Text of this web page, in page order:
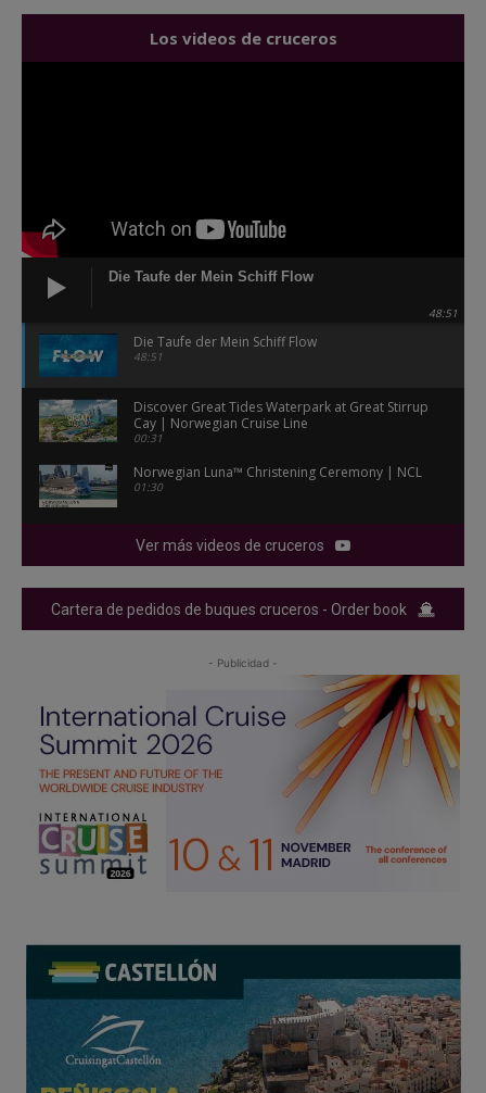
Los videos de cruceros
Die Taufe der Mein Schiff Flow
48:51
Die Taufe der Mein Schiff Flow
48:51
Discover Great Tides Waterpark at Great Stirrup
Cay | Norwegian Cruise Line
00:31
Norwegian Luna™ Christening Ceremony | NCL
01:30
Ver más videos de cruceros
Cartera de pedidos de buques cruceros - Order book
- Publicidad -